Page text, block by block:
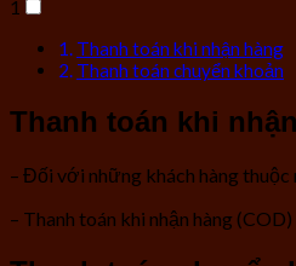
1
Thanh toán khi nhận hàng
Thanh toán chuyển khoản
Thanh toán khi
– Đối với những khách hàng
– Thanh toán khi nhận hàng